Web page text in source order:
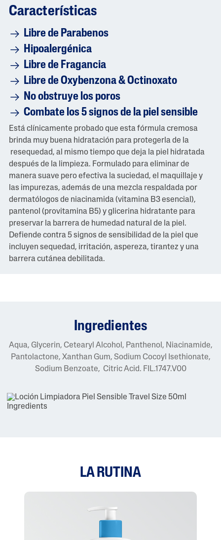
Está clínicamente probado que esta fórmula cremosa
brinda muy buena hidratación para protegerla de la
resequedad, al mismo tiempo que deja la piel hidratada
después de la limpieza. Formulado para eliminar de
manera suave pero efectiva la suciedad, el maquillaje y
las impurezas, además de una mezcla respaldada por
dermatólogos de niacinamida (vitamina B3 esencial),
pantenol (provitamina B5) y glicerina hidratante para
preservar la barrera de humedad natural de la piel.
Defiende contra 5 signos de sensibilidad de la piel que
incluyen sequedad, irritación, aspereza, tirantez y una
barrera cutánea debilitada.
Características
Libre de Parabenos
Hipoalergénica
Libre de Fragancia
Libre de Oxybenzona & Octinoxato
No obstruye los poros
Combate los 5 signos de la piel sensible
Ingredientes
Aqua, Glycerin, Cetearyl Alcohol, Panthenol, Niacinamide,
Pantolactone, Xanthan Gum, Sodium Cocoyl Isethionate,
Sodium Benzoate, Citric Acid. FIL.1747.V00
LA RUTINA